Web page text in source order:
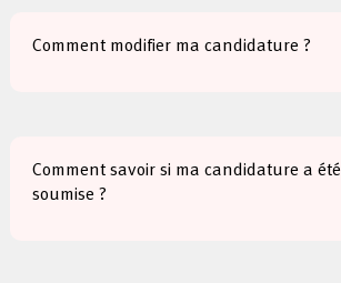
Comment modifier ma candidature ?
Comment savoir si ma candidature a été
soumise ?